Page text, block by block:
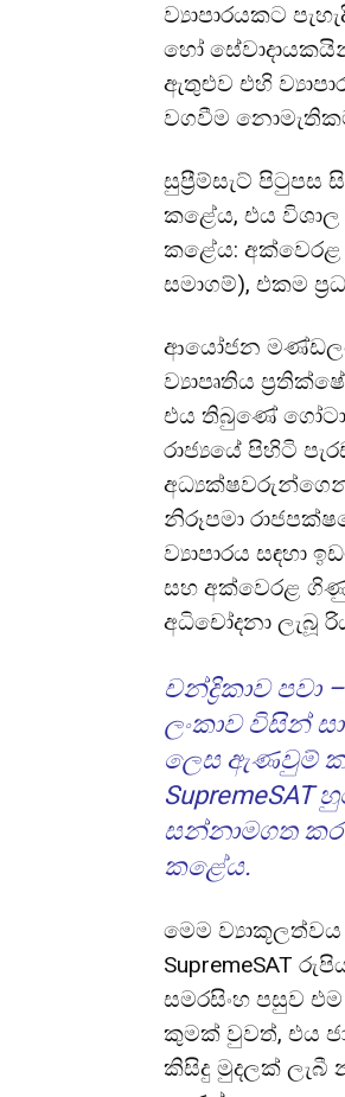
ව්‍යාපාරයකට
හෝ
ඇතුළුව එහි
වගවීම
සුප්‍රීම්සැට් පිටුපස
කළේය, එය විශාල
කළේය: අක්වෙරළ
සමාගම්), එකම
ආයෝජන මණ්ඩලය
ව්‍යාපෘතිය
එය තිබුණේ ගෝටා
රාජ්‍යයේ පිහිටි
නිරූපමා
ව්‍යාපාරය සඳහා
සහ අක්වෙරළ
අධිචෝදනා ලැබූ
චන්ද්‍රිකාව පවා
ලංකාව විසින්
ලෙස ඇණවුම්
SupremeSAT
සන්නාමගත කර
කළේය.
මෙම ව්‍යාකූලත්වය
SupremeSAT
සමරසිංහ පසුව
කුමක් වුවත්, එය
කිසිදු මුදලක් ලැබී